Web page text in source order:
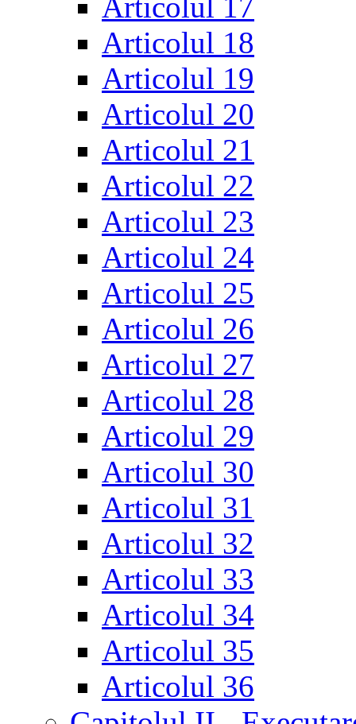
Articolul 18
Articolul 19
Articolul 20
Articolul 21
Articolul 22
Articolul 23
Articolul 24
Articolul 25
Articolul 26
Articolul 27
Articolul 28
Articolul 29
Articolul 30
Articolul 31
Articolul 32
Articolul 33
Articolul 34
Articolul 35
Articolul 36